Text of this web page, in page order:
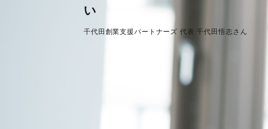
い
千代田創業支援パートナーズ 代表 千代田悟志さん